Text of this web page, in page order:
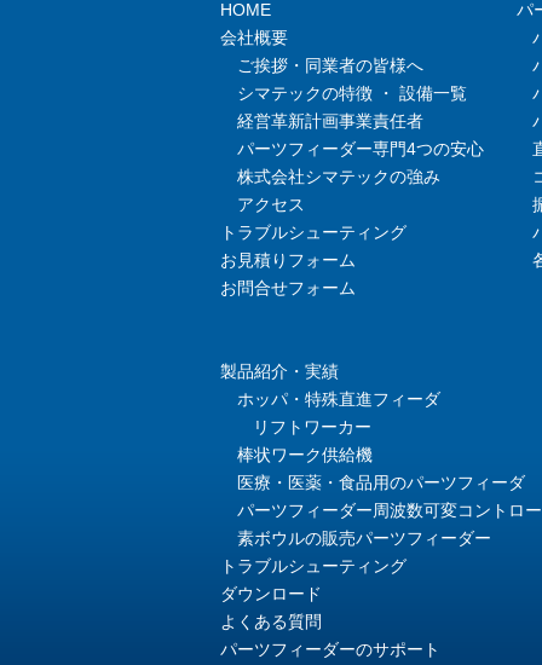
HOME
会社概要
ご挨拶・同業者の皆様へ
シマテックの特徴 ・ 設備一覧
経営革新計画事業責任者
パーツフィーダー専門4つの安心
株式会社シマテックの強み
アクセス
トラブルシューティング
お見積りフォーム
お問合せフォーム
パ
製品紹介・実績
ホッパ・特殊直進フィーダ
リフトワーカー
棒状ワーク供給機
医療・医薬・食品用のパーツフィーダ
パーツフィーダー周波数可変コントロ
素ボウルの販売パーツフィーダー
トラブルシューティング
ダウンロード
よくある質問
パーツフィーダーのサポート